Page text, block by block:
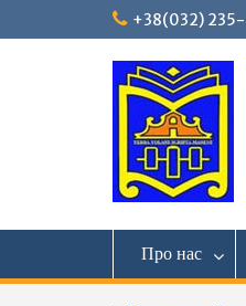
до
+38(032)
Про нас